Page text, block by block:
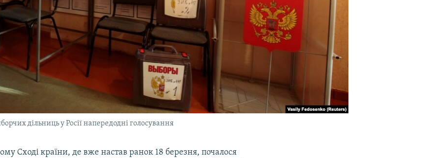
дільниць у Росії напередодні голосування
Сході країни, де вже настав ранок 18 березня, почалося